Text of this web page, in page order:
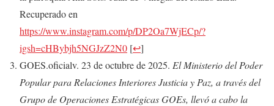
Recuperado en
https://www.instagram.com/p/DP2Oa7WjECp/?
igsh=cHBybjh5NGJzZ2N0 [↩]
GOES.oficialv. 23 de octubre de 2025. El Ministerio del Poder
Popular para Relaciones Interiores Justicia y Paz, a través del
Grupo de Operaciones Estratégicas GOEs, llevó a cabo la